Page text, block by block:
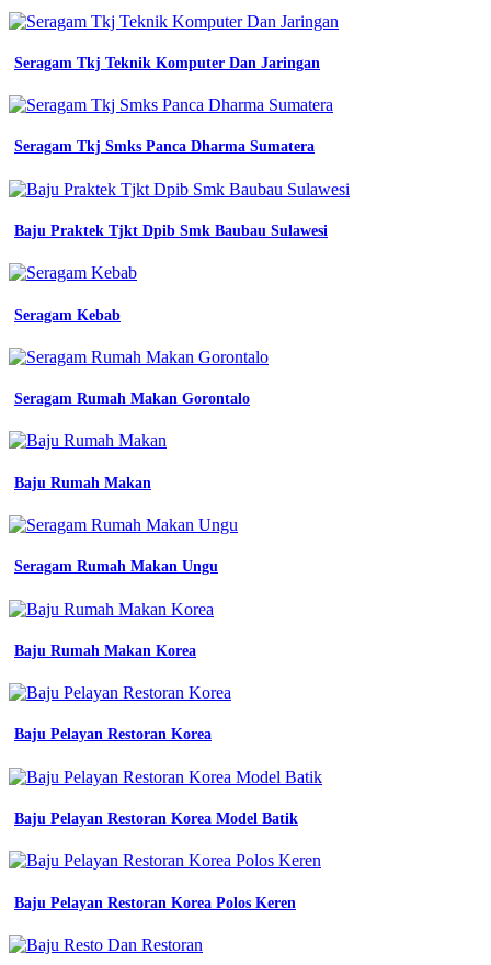
pdh
pria
lapangan
panjang
kerja
tactical
kantor
jual
baju
kemeja
pdl
wanita
lengan
batik
khusus
baju
seragam
kerja
di
pasar
anyar
panjang
kerja
kantor
kemeja
engineering
engineering
full
bordir
kemeja
lengan
panjang
Seragam Tkj Teknik Komputer Dan Jaringan
Seragam Tkj Smks Panca Dharma Sumatera
Baju Praktek Tjkt Dpib Smk Baubau Sulawesi
Seragam Kebab
Seragam Rumah Makan Gorontalo
Baju Rumah Makan
Seragam Rumah Makan Ungu
Baju Rumah Makan Korea
Baju Pelayan Restoran Korea
Baju Pelayan Restoran Korea Model Batik
Baju Pelayan Restoran Korea Polos Keren